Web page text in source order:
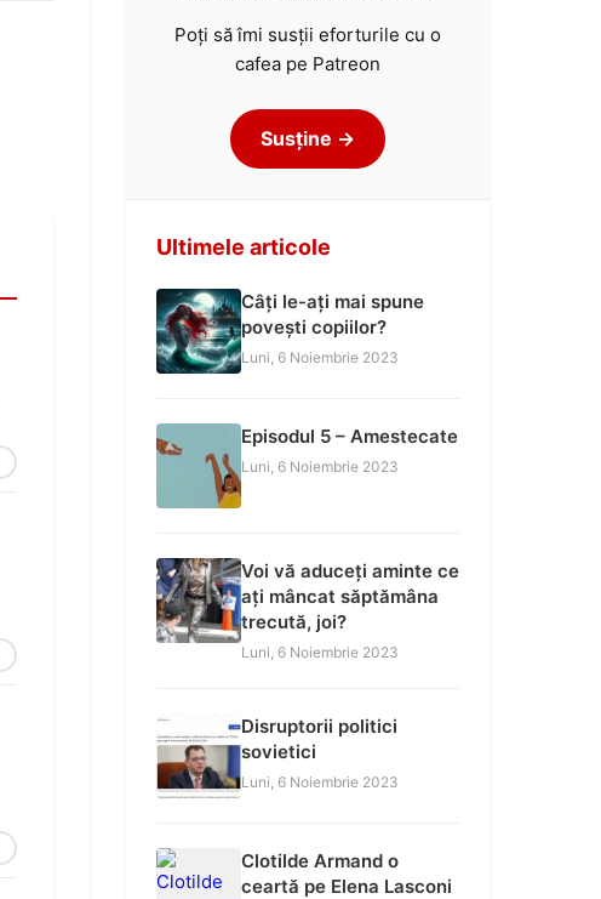
Poți să îmi susții eforturile cu o
cafea pe Patreon
Susține →
Ultimele articole
Câți le-ați mai spune
povești copiilor?
Luni, 6 Noiembrie 2023
Episodul 5 – Amestecate
Luni, 6 Noiembrie 2023
Voi vă aduceți aminte ce
ați mâncat săptămâna
trecută, joi?
Luni, 6 Noiembrie 2023
Disruptorii politici
sovietici
Luni, 6 Noiembrie 2023
Clotilde Armand o
ceartă pe Elena Lasconi